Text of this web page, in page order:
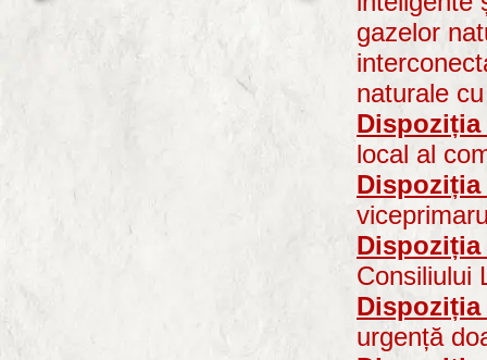
gazelor
naturale
Dispoziția
local al
Dispoziția
Dispoziția
Consiliului
Dispoziția
urgență